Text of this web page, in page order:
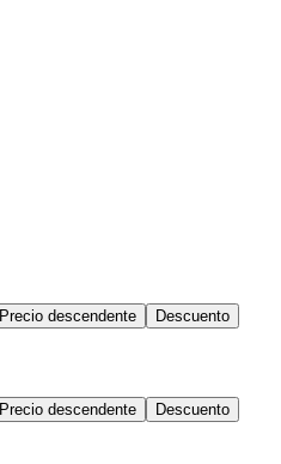
Precio descendente Descuento
Precio descendente Descuento